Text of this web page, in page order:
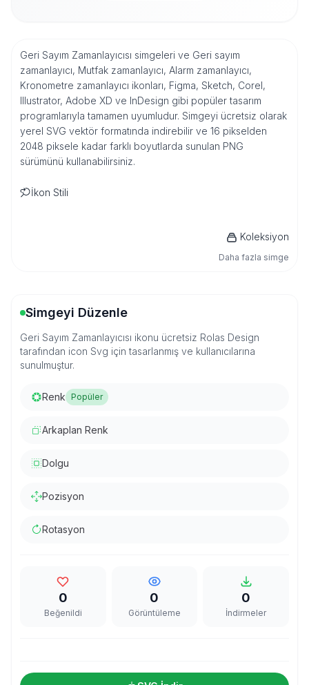
Geri Sayım Zamanlayıcısı simgeleri ve Geri sayım
zamanlayıcı, Mutfak zamanlayıcı, Alarm zamanlayıcı,
Kronometre zamanlayıcı ikonları, Figma, Sketch, Corel,
Illustrator, Adobe XD ve InDesign gibi popüler tasarım
programlarıyla tamamen uyumludur. Simgeyi ücretsiz olarak
yerel SVG vektör formatında indirebilir ve 16 pikselden
2048 piksele kadar farklı boyutlarda sunulan PNG
sürümünü kullanabilirsiniz.
İkon Stili
Koleksiyon
Daha fazla simge
Simgeyi Düzenle
Geri Sayım Zamanlayıcısı ikonu ücretsiz Rolas Design
tarafından icon Svg için tasarlanmış ve kullanıcılarına
sunulmuştur.
Renk Popüler
Arkaplan Renk
Dolgu
Pozisyon
Rotasyon
0
Beğenildi
0
Görüntüleme
0
İndirmeler